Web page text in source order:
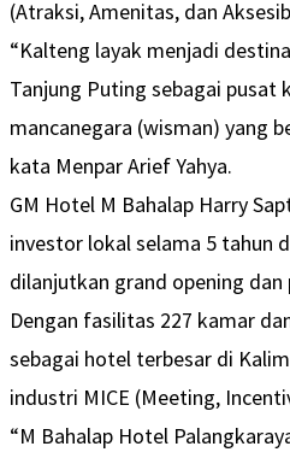
(Atraksi, Amenitas, dan
“Kalteng layak menjadi
Tanjung Puting sebagai pusat
mancanegara (wisman) yang
kata Menpar Arief Yahya.
GM Hotel M Bahalap Harry
investor lokal selama 5 tahun
dilanjutkan grand opening dan
Dengan fasilitas 227 kamar
sebagai hotel terbesar di
industri MICE (Meeting,
“M Bahalap Hotel